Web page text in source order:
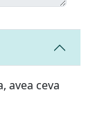
avea ceva